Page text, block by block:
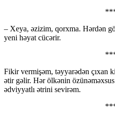
– Xeya, əzizim, qorxma. Hərdən
yeni həyat cücərir.
Fikir vermişəm, təyyarədən çıxan
ətir gəlir. Hər ölkənin
ədviyyatlı ətrini sevirəm.